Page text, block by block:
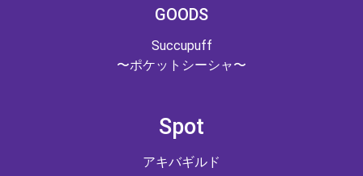
GOODS
Succupuff
〜ポケットシーシャ〜
Spot
アキバギルド